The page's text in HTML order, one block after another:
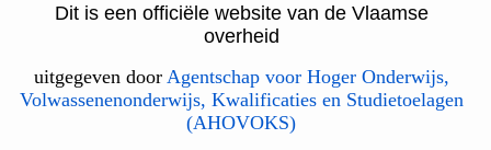
Dit is een officiële website van de Vlaamse
overheid
uitgegeven door Agentschap voor Hoger Onderwijs,
Volwassenenonderwijs, Kwalificaties en Studietoelagen
(AHOVOKS)